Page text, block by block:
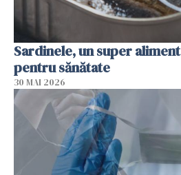
Sardinele, un super
pentru sănătate
30 MAI 2026